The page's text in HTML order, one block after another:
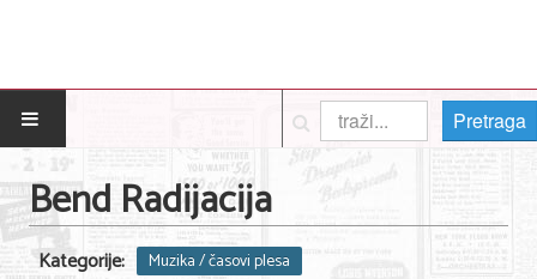
POČETNA
Posao
Pretraga
Bend Radijacija
Kategorije: Muzika / časovi plesa